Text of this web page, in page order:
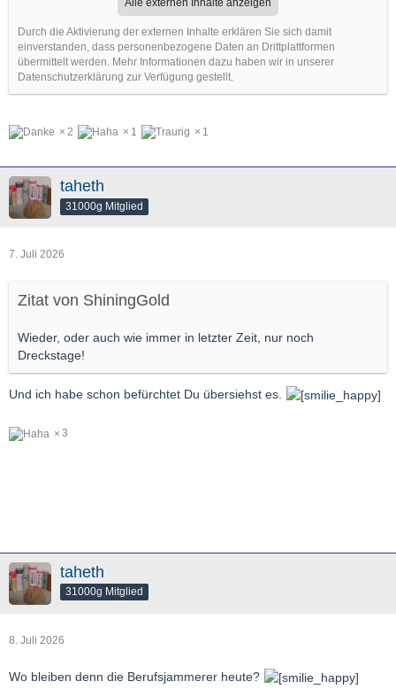
Durch die Aktivierung der externen Inhalte erklären Sie sich damit
einverstanden, dass personenbezogene Daten an Drittplattformen
übermittelt werden. Mehr Informationen dazu haben wir in unserer
Datenschutzerklärung zur Verfügung gestellt.
2 1 1
taheth
31000g Mitglied
7. Juli 2026
Zitat von ShiningGold
Wieder, oder auch wie immer in letzter Zeit, nur noch
Dreckstage!
Und ich habe schon befürchtet Du übersiehst es.
3
taheth
31000g Mitglied
8. Juli 2026
Wo bleiben denn die Berufsjammerer heute?